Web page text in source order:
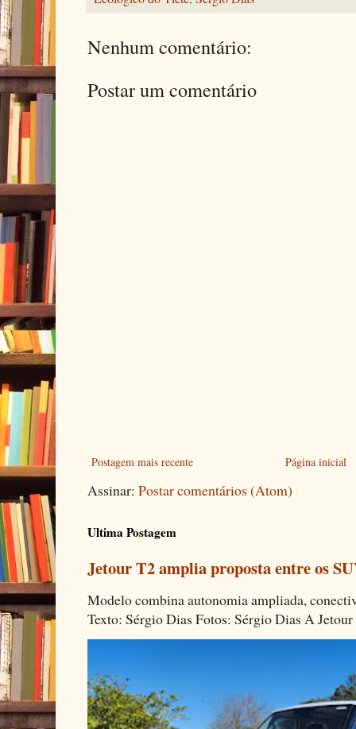
Nenhum comentário:
Postar um comentário
Postagem mais recente Página inicial
Assinar: Postar comentários (Atom)
Ultima Postagem
Jetour T2 amplia proposta entre os
Modelo combina autonomia ampliada,
Texto: Sérgio Dias Fotos: Sérgio Dias A